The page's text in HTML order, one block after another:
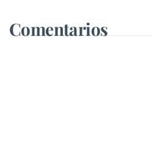
Comentarios